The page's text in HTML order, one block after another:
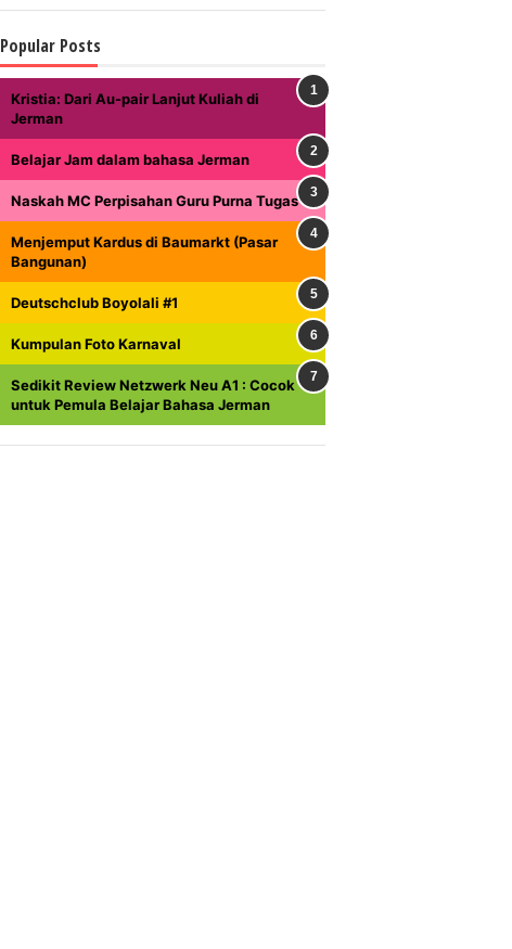
Popular Posts
Kristia: Dari Au-pair Lanjut Kuliah di
Jerman
Belajar Jam dalam bahasa Jerman
Naskah MC Perpisahan Guru Purna Tugas
Menjemput Kardus di Baumarkt (Pasar
Bangunan)
Deutschclub Boyolali #1
Kumpulan Foto Karnaval
Sedikit Review Netzwerk Neu A1 : Cocok
untuk Pemula Belajar Bahasa Jerman